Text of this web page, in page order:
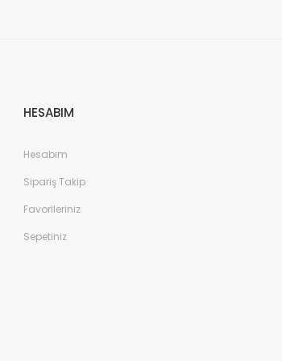
HESABIM
Hesabım
Sipariş Takip
Favorileriniz
Sepetiniz